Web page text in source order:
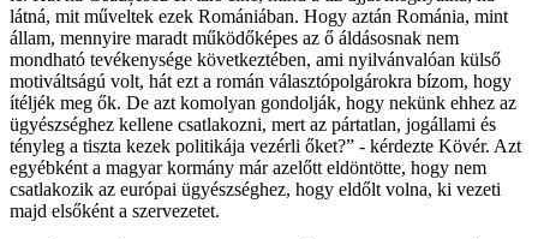
látná, mit műveltek ezek Romániában. Hogy aztán Románia, mint
állam, mennyire maradt működőképes az ő áldásosnak nem
mondható tevékenysége következtében, ami nyilvánvalóan külső
motiváltságú volt, hát ezt a román választópolgárokra bízom, hogy
ítéljék meg ők. De azt komolyan gondolják, hogy nekünk ehhez az
ügyészséghez kellene csatlakozni, mert az pártatlan, jogállami és
tényleg a tiszta kezek politikája vezérli őket?” - kérdezte Kövér. Azt
egyébként a magyar kormány már azelőtt eldöntötte, hogy nem
csatlakozik az európai ügyészséghez, hogy eldőlt volna, ki vezeti
majd elsőként a szervezetet.